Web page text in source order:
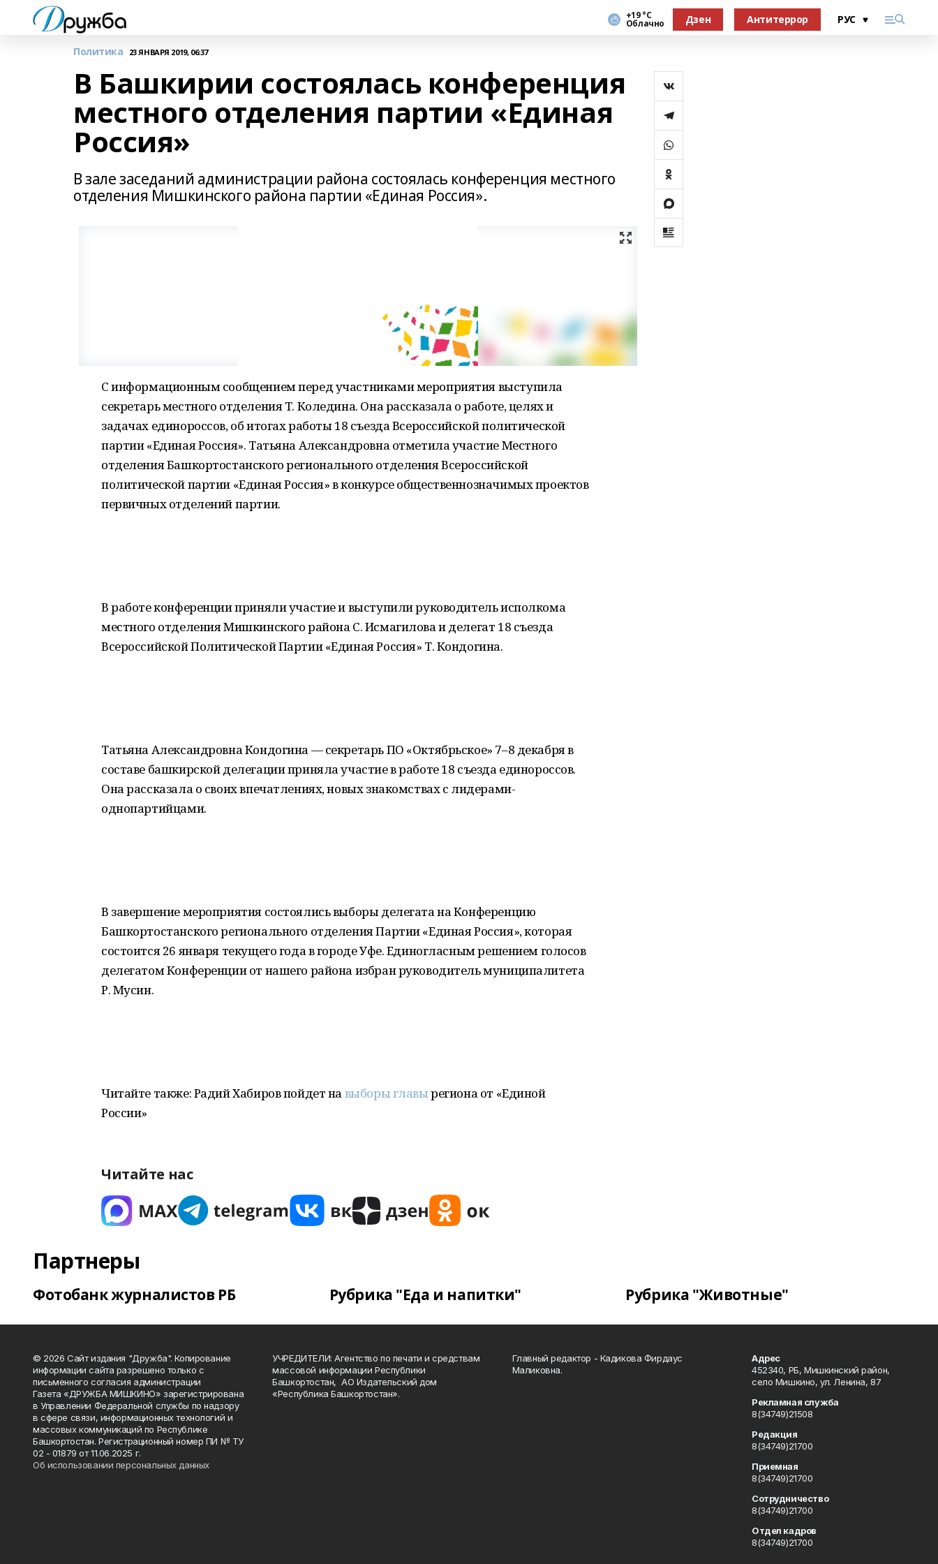
+19 °С
Облачно Дзен Антитеррор
Политика 23 ЯНВАРЯ 2019, 06:37
В Башкирии состоялась конференция
местного отделения партии «Единая
Россия»
В зале заседаний администрации района состоялась конференция местного
отделения Мишкинского района партии «Единая Россия».
С информационным сообщением перед участниками мероприятия выступила
секретарь местного отделения Т. Коледина. Она рассказала о работе, целях и
задачах единороссов, об итогах работы 18 съезда Всероссийской политической
партии «Единая Россия». Татьяна Александровна отметила участие Местного
отделения Башкортостанского регионального отделения Всероссийской
политической партии «Единая Россия» в конкурсе общественнозначимых проектов
первичных отделений партии.
В работе конференции приняли участие и выступили руководитель исполкома
местного отделения Мишкинского района С. Исмагилова и делегат 18 съезда
Всероссийской Политической Партии «Единая Россия» Т. Кондогина.
Татьяна Александровна Кондогина — секретарь ПО «Октябрьское» 7–8 декабря в
составе башкирской делегации приняла участие в работе 18 съезда единороссов.
Она рассказала о своих впечатлениях, новых знакомствах с лидерами-
однопартийцами.
В завершение мероприятия состоялись выборы делегата на Конференцию
Башкортостанского регионального отделения Партии «Единая Россия», которая
состоится 26 января текущего года в городе Уфе. Единогласным решением голосов
делегатом Конференции от нашего района избран руководитель муниципалитета
Р. Мусин.
Читайте также: Радий Хабиров пойдет на выборы главырегиона от «Единой
России»
Читайте нас
Партнеры
Фотобанк журналистов РБ Рубрика "Еда и напитки" Рубрика "Животные"
© 2026 Сайт издания "Дружба". Копирование
информации сайта разрешено только с
письменного согласия администрации
Газета «ДРУЖБА МИШКИНО» зарегистрирована
в Управлении Федеральной службы по надзору
в сфере связи, информационных технологий и
массовых коммуникаций по Республике
Башкортостан. Регистрационный номер ПИ № ТУ
02 - 01879 от 11.06.2025 г.
Об использовании персональных данных
УЧРЕДИТЕЛИ: Агентство по печати и средствам
массовой информации Республики
Башкортостан, АО Издательский дом
«Республика Башкортостан».
Главный редактор - Кадикова Фирдаус
Маликовна.
Адрес
452340, РБ, Мишкинский район,
село Мишкино, ул. Ленина, 87
Рекламная служба
8(34749)21508
Редакция
8(34749)21700
Приемная
8(34749)21700
Сотрудничество
8(34749)21700
Отдел кадров
8(34749)21700